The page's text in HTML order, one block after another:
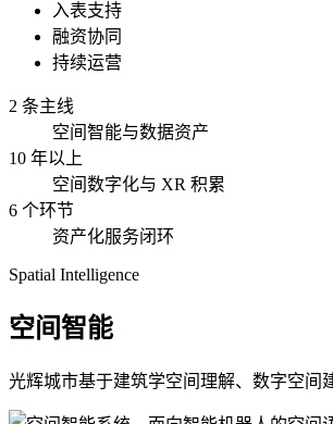
入表支持
融资协同
持续运营
2 条主线
空间智能与数据资产
10 年以上
空间数字化与 XR 积累
6 个环节
资产化服务闭环
Spatial Intelligence
空间智能
光辉城市基于建筑学空间理解、数字空间